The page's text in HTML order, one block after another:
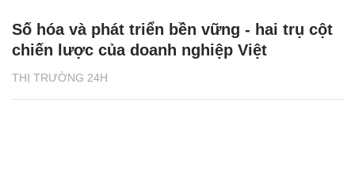
THỊ TRƯỜNG 24H
Số hóa và phát triển bền vững - hai trụ cột
chiến lược của doanh nghiệp Việt